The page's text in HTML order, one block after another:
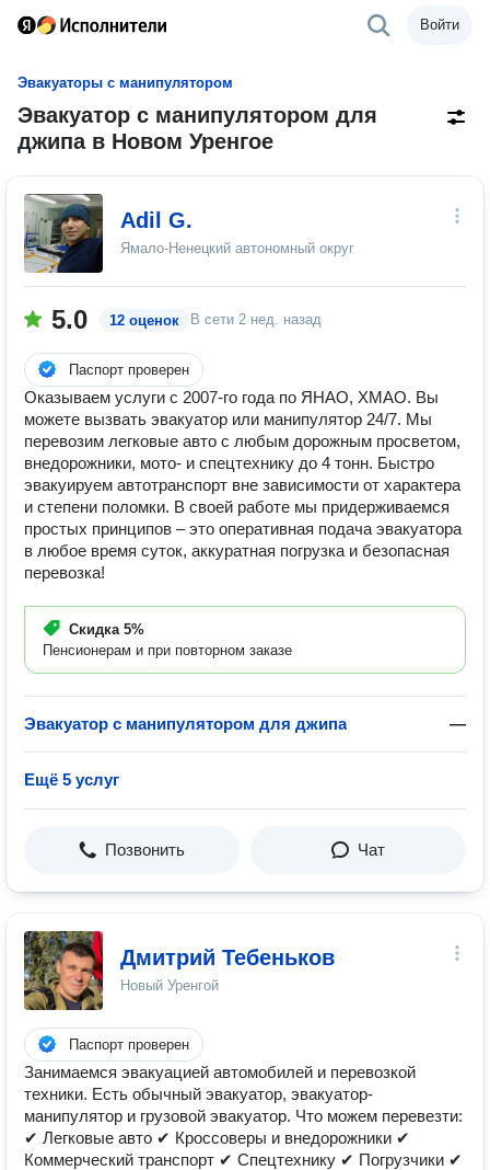
Войти
Эвакуаторы с манипулятором
Эвакуатор с манипулятором для
джипа в Новом Уренгое
Adil G.
Ямало-Ненецкий автономный округ
5.0 12 оценок В сети 2 нед. назад
Паспорт проверен
Оказываем услуги с 2007-го года по ЯНАО, ХМАО. Вы
можете вызвать эвакуатор или манипулятор 24/7. Мы
перевозим легковые авто с любым дорожным просветом,
внедорожники, мото- и спецтехнику до 4 тонн. Быстро
эвакуируем автотранспорт вне зависимости от характера
и степени поломки. В своей работе мы придерживаемся
простых принципов – это оперативная подача эвакуатора
в любое время суток, аккуратная погрузка и безопасная
перевозка!
Скидка 5%
Пенсионерам и при повторном заказе
Эвакуатор с манипулятором для джипа —
Ещё 5 услуг
Позвонить Чат
Дмитрий Тебеньков
Новый Уренгой
Паспорт проверен
Занимаемся эвакуацией автомобилей и перевозкой
техники. Есть обычный эвакуатор, эвакуатор-
манипулятор и грузовой эвакуатор. Что можем перевезти:
✔ Легковые авто ✔ Кроссоверы и внедорожники ✔
Коммерческий транспорт ✔ Спецтехнику ✔ Погрузчики ✔